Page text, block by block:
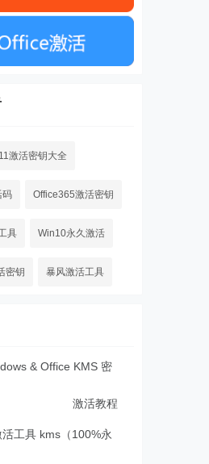
激活密钥大全
码 Office365激活密钥
具 Win10永久激活
密钥 暴风激活工具
& Office KMS 密
激活教程
工具 kms（100%永